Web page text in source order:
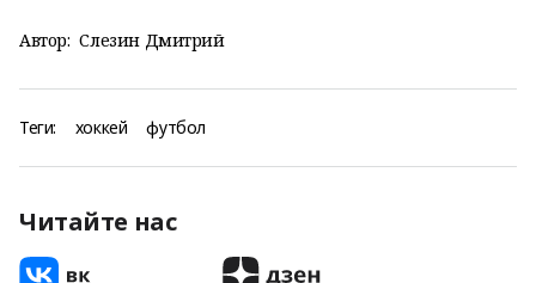
Автор: Слезин Дмитрий
Теги: хоккей футбол
Читайте нас